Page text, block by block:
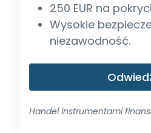
250 EUR na
Wysokie
niezawodność.
Handel instrumentami